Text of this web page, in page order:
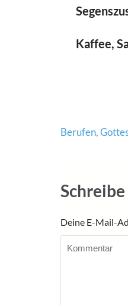
Kaffee,
Berufen,
Deine E-Mail-